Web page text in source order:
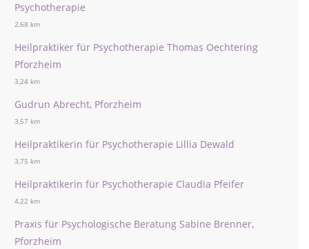
Psychotherapie
2,68 km
Heilpraktiker für Psychotherapie Thomas Oechtering
Pforzheim
3,24 km
Gudrun Abrecht, Pforzheim
3,57 km
Heilpraktikerin für Psychotherapie Lillia Dewald
3,75 km
Heilpraktikerin für Psychotherapie Claudia Pfeifer
4,22 km
Praxis für Psychologische Beratung Sabine Brenner,
Pforzheim